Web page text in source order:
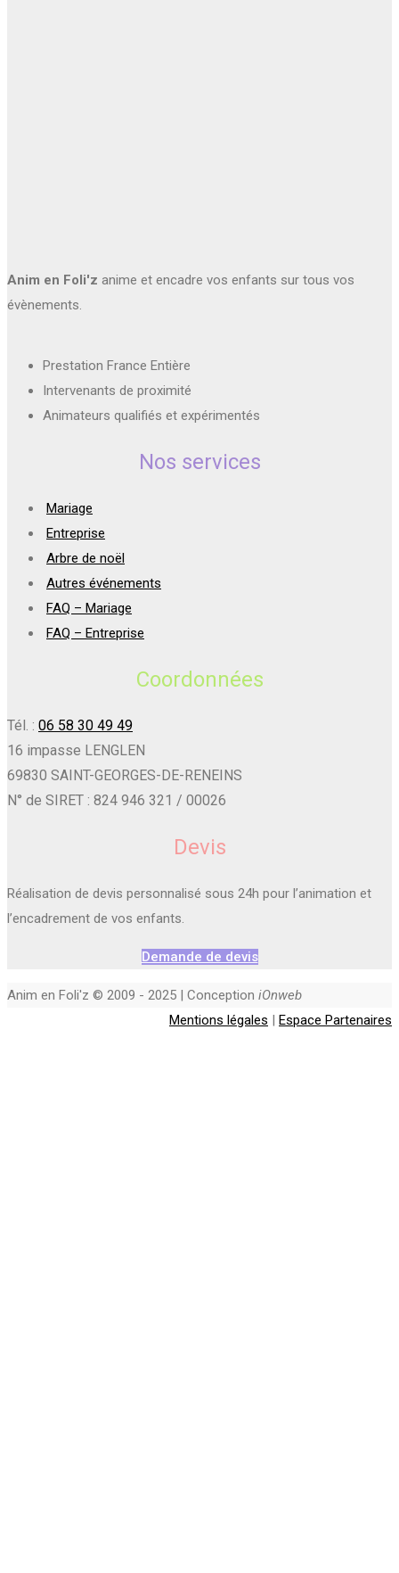
Anim en Foli'z anime et encadre vos enfants sur tous vos
évènements.
Prestation France Entière
Intervenants de proximité
Animateurs qualifiés et expérimentés
Nos services
Mariage
Entreprise
Arbre de noël
Autres événements
FAQ – Mariage
FAQ – Entreprise
Coordonnées
Tél. : 06 58 30 49 49
16 impasse LENGLEN
69830 SAINT-GEORGES-DE-RENEINS
N° de SIRET : 824 946 321 / 00026
Devis
Réalisation de devis personnalisé sous 24h pour l’animation et
l’encadrement de vos enfants.
Demande de devis
Anim en Foli'z © 2009 - 2025 | Conception iOnweb
Mentions légales | Espace Partenaires